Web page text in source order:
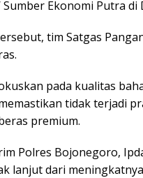
Ekonomi Putra
tim Satgas
pada kualitas
tidak terjadi
premium.
Polres Bojonegoro,
lanjut dari